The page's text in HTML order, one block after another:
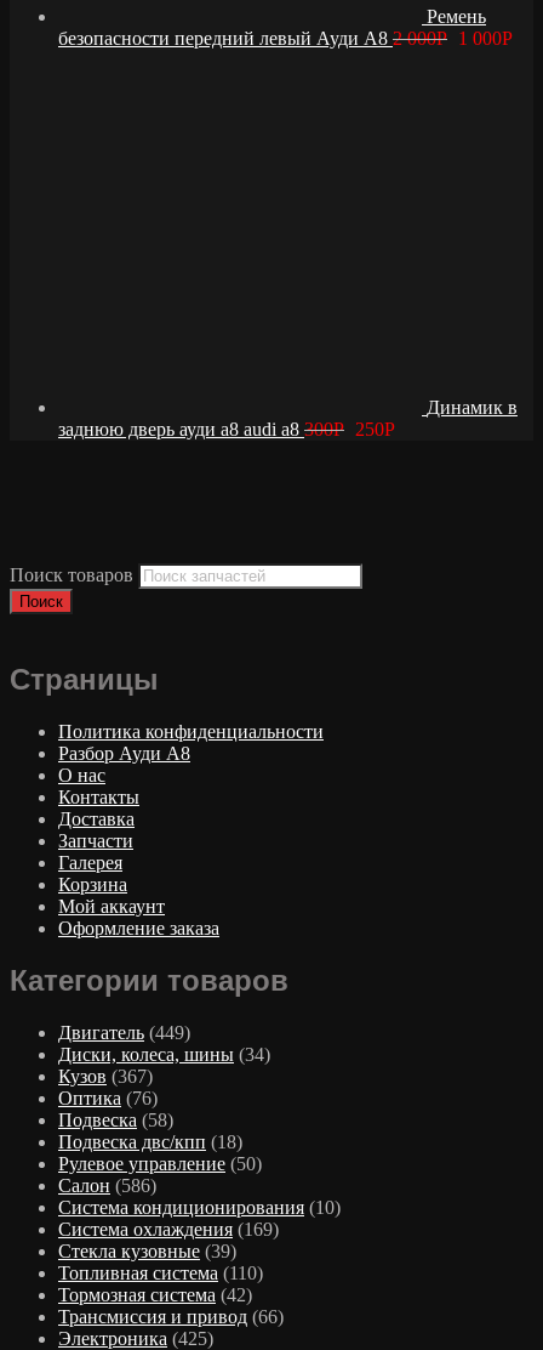
Ремень
безопасности передний левый Ауди А8 2 000Р 1 000Р
Динамик в
заднюю дверь ауди а8 audi a8 300Р 250Р
Поиск товаров
Поиск
Страницы
Политика конфиденциальности
Разбор Ауди А8
О нас
Контакты
Доставка
Запчасти
Галерея
Корзина
Мой аккаунт
Оформление заказа
Категории товаров
Двигатель (449)
Диски, колеса, шины (34)
Кузов (367)
Оптика (76)
Подвеска (58)
Подвеска двс/кпп (18)
Рулевое управление (50)
Салон (586)
Система кондиционирования (10)
Система охлаждения (169)
Стекла кузовные (39)
Топливная система (110)
Тормозная система (42)
Трансмиссия и привод (66)
Электроника (425)